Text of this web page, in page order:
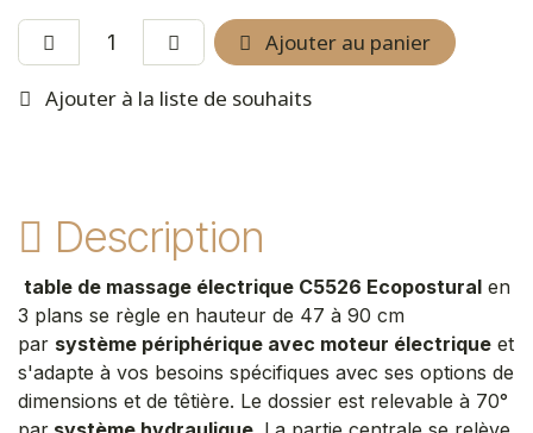
Ajouter au panier
Ajouter à la liste de souhaits
Description
table de massage électrique C5526 Ecopostural en
3 plans se règle en hauteur de 47 à 90 cm
par système périphérique avec moteur électrique et
s'adapte à vos besoins spécifiques avec ses options de
dimensions et de têtière. Le dossier est relevable à 70°